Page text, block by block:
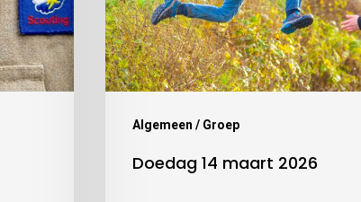
Algemeen / Groep
Doedag 14 maart 2026